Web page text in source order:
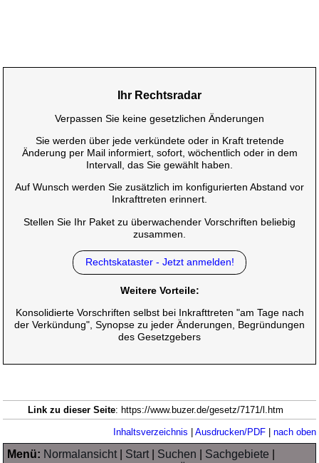
Ihr Rechtsradar
Verpassen Sie keine gesetzlichen Änderungen
Sie werden über jede verkündete oder in Kraft tretende
Änderung per Mail informiert, sofort, wöchentlich oder in dem
Intervall, das Sie gewählt haben.
Auf Wunsch werden Sie zusätzlich im konfigurierten Abstand vor
Inkrafttreten erinnert.
Stellen Sie Ihr Paket zu überwachender Vorschriften beliebig
zusammen.
Rechtskataster - Jetzt anmelden!
Weitere Vorteile:
Konsolidierte Vorschriften selbst bei Inkrafttreten "am Tage nach
der Verkündung", Synopse zu jeder Änderungen, Begründungen
des Gesetzgebers
Link zu dieser Seite: https://www.buzer.de/gesetz/7171/l.htm
Inhaltsverzeichnis Ausdrucken/PDF| nach oben
Menü: Normalansicht| Start| Suchen Sachgebiete